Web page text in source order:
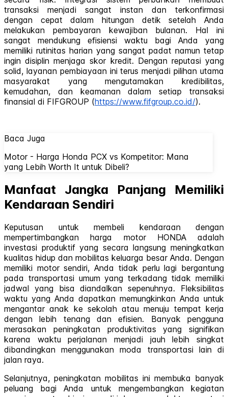
transaksi menjadi sangat instan dan terkonfirmasi
dengan cepat dalam hitungan detik setelah Anda
melakukan pembayaran kewajiban bulanan. Hal ini
sangat mendukung efisiensi waktu bagi Anda yang
memiliki rutinitas harian yang sangat padat namun tetap
ingin disiplin menjaga skor kredit. Dengan reputasi yang
solid, layanan pembiayaan ini terus menjadi pilihan utama
masyarakat yang mengutamakan kredibilitas,
kemudahan, dan keamanan dalam setiap transaksi
finansial di FIFGROUP (https://www.fifgroup.co.id/).
Baca Juga
Motor - Harga Honda PCX vs Kompetitor: Mana
yang Lebih Worth It untuk Dibeli?
Manfaat Jangka Panjang Memiliki
Kendaraan Sendiri
Keputusan untuk membeli kendaraan dengan
mempertimbangkan harga motor HONDA adalah
investasi produktif yang secara langsung meningkatkan
kualitas hidup dan mobilitas keluarga besar Anda. Dengan
memiliki motor sendiri, Anda tidak perlu lagi bergantung
pada transportasi umum yang terkadang tidak memiliki
jadwal yang bisa diandalkan sepenuhnya. Fleksibilitas
waktu yang Anda dapatkan memungkinkan Anda untuk
mengantar anak ke sekolah atau menuju tempat kerja
dengan lebih tenang dan efisien. Banyak pengguna
merasakan peningkatan produktivitas yang signifikan
karena waktu perjalanan menjadi jauh lebih singkat
dibandingkan menggunakan moda transportasi lain di
jalan raya.
Selanjutnya, peningkatan mobilitas ini membuka banyak
peluang bagi Anda untuk mengembangkan kegiatan